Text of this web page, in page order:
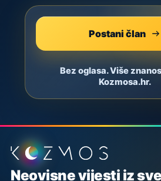
Postani član
Bez oglasa. Više
Kozmosa.hr.
Podnožje stranice
Neovisne vijesti iz